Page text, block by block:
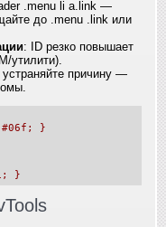
.menu li a.link —
до .menu .link или
: ID резко повышает
утилити).
устраняйте причину —
}
}